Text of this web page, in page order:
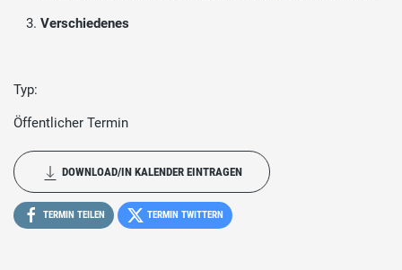
Verschiedenes
Typ:
Öffentlicher Termin
DOWNLOAD/IN KALENDER EINTRAGEN
TERMIN TEILEN TERMIN TWITTERN